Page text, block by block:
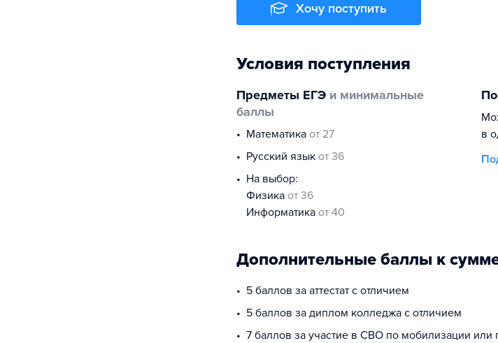
Хочу поступить
Условия поступления
Предметы ЕГЭ и минимальные
баллы
математика от 27
русский язык от 36
На выбор:
физика от 36
информатика от 40
в
Дополнительные баллы к
5 баллов за аттестат с отличием
5 баллов за диплом колледжа с отличием
7 баллов за участие в СВО по мобилизации или